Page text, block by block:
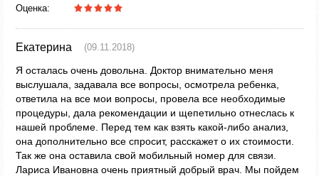
Оценка:
Екатерина (09.11.2018)
Я осталась очень довольна. Доктор внимательно меня
выслушала, задавала все вопросы, осмотрела ребенка,
ответила на все мои вопросы, провела все необходимые
процедуры, дала рекомендации и щепетильно отнеслась к
нашей проблеме. Перед тем как взять какой-либо анализ,
она дополнительно все спросит, расскажет о их стоимости.
Так же она оставила свой мобильный номер для связи.
Лариса Ивановна очень приятный добрый врач. Мы пойдем